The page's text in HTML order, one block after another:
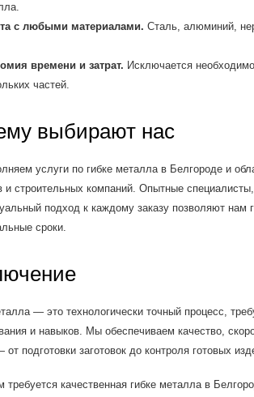
с любыми материалами. Сталь, алюминий,
времени и затрат. Исключается
частей.
выбирают нас
услуги по гибке металла в Белгороде и
и строительных компаний. Опытные
подход к каждому заказу позволяют нам
сроки.
— это технологически точный процесс,
и навыков. Мы обеспечиваем качество,
от подготовки заготовок до контроля готовых
требуется качественная гибке металла в